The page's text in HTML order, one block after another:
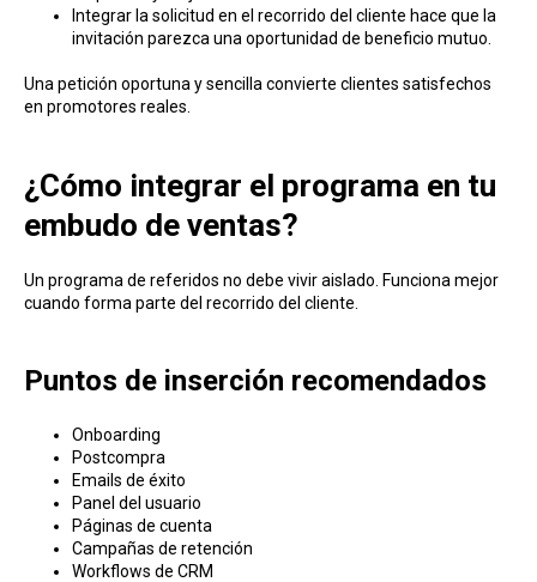
Integrar la solicitud en el recorrido del cliente hace que la
invitación parezca una oportunidad de beneficio mutuo.
Una petición oportuna y sencilla convierte clientes satisfechos
en promotores reales.
¿Cómo integrar el programa en tu
embudo de ventas?
Un programa de referidos no debe vivir aislado. Funciona mejor
cuando forma parte del recorrido del cliente.
Puntos de inserción recomendados
Onboarding
Postcompra
Emails de éxito
Panel del usuario
Páginas de cuenta
Campañas de retención
Workflows de CRM